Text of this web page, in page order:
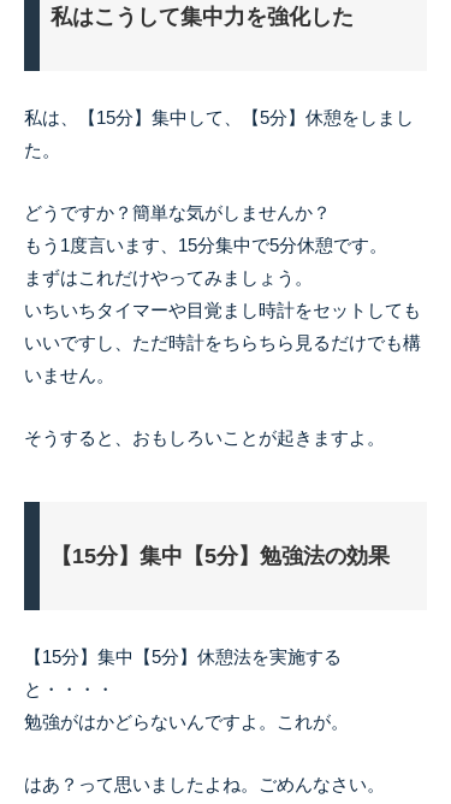
私はこうして集中力を強化した
私は、【15分】集中して、【5分】休憩をしまし
た。
どうですか？簡単な気がしませんか？
もう1度言います、15分集中で5分休憩です。
まずはこれだけやってみましょう。
いちいちタイマーや目覚まし時計をセットしても
いいですし、ただ時計をちらちら見るだけでも構
いません。
そうすると、おもしろいことが起きますよ。
【15分】集中【5分】勉強法の効果
【15分】集中【5分】休憩法を実施する
と・・・・
勉強がはかどらないんですよ。これが。
はあ？って思いましたよね。ごめんなさい。